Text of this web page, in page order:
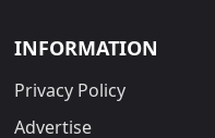
INFORMATION
Privacy Policy
Advertise